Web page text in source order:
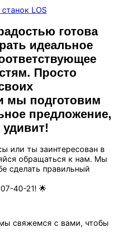
LOS
готова
идеальное
Просто
мы подготовим
предложение,
или ты заинтересован в
обращаться к нам. Мы
сделать правильный
40-21! 🌟
свяжемся с вами, чтобы